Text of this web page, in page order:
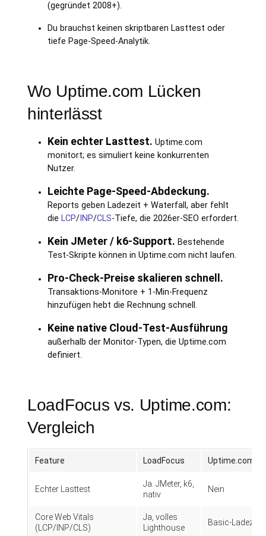
(gegründet 2008+).
Du brauchst keinen skriptbaren Lasttest oder
tiefe Page-Speed-Analytik.
Wo Uptime.com Lücken
hinterlässt
Kein echter Lasttest. Uptime.com
monitort; es simuliert keine konkurrenten
Nutzer.
Leichte Page-Speed-Abdeckung.
Reports geben Ladezeit + Waterfall, aber fehlt
die LCP/INP/CLS-Tiefe, die 2026er-SEO erfordert.
Kein JMeter / k6-Support. Bestehende
Test-Skripte können in Uptime.com nicht laufen.
Pro-Check-Preise skalieren schnell.
Transaktions-Monitore + 1-Min-Frequenz
hinzufügen hebt die Rechnung schnell.
Keine native Cloud-Test-Ausführung
außerhalb der Monitor-Typen, die Uptime.com
definiert.
LoadFocus vs. Uptime.com:
Vergleich
Feature LoadFocus Uptime.com
Echter Lasttest
Ja. JMeter, k6,
nativ
Nein
Core Web Vitals
(LCP/INP/CLS)
Ja, volles
Lighthouse
Basic-Ladezeit